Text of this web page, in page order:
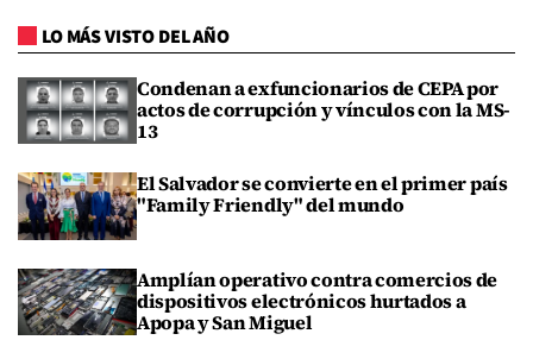
LO MÁS VISTO DEL AÑO
Condenan a exfuncionarios de CEPA por
actos de corrupción y vínculos con la MS-
13
El Salvador se convierte en el primer país
"Family Friendly" del mundo
Amplían operativo contra comercios de
dispositivos electrónicos hurtados a
Apopa y San Miguel